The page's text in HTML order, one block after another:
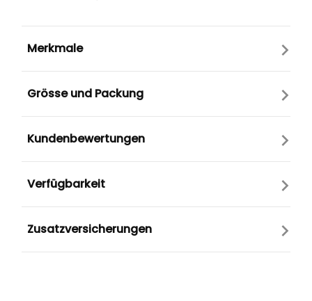
Merkmale
Grösse und Packung
Kundenbewertungen
Verfügbarkeit
Zusatzversicherungen